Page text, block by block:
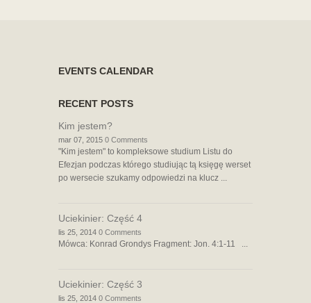
EVENTS CALENDAR
RECENT POSTS
Kim jestem?
mar 07, 2015 0 Comments
"Kim jestem" to kompleksowe studium Listu do
Efezjan podczas którego studiując tą księgę werset
po wersecie szukamy odpowiedzi na klucz ...
Uciekinier: Część 4
lis 25, 2014 0 Comments
Mówca: Konrad Grondys Fragment: Jon. 4:1-11 ...
Uciekinier: Część 3
lis 25, 2014 0 Comments